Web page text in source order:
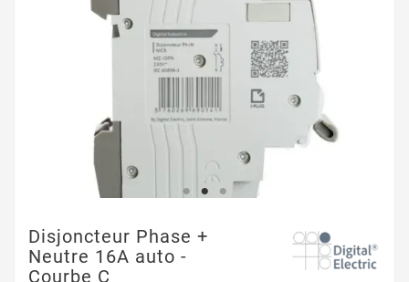
Disjoncteur Phase +
Neutre 16A auto -
Courbe C